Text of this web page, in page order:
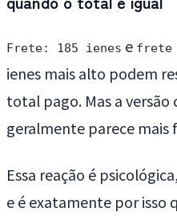
Frete: 185 ienes e frete
ienes mais alto podem
total pago. Mas a
geralmente parece mais
Essa reação é
e é exatamente por isso